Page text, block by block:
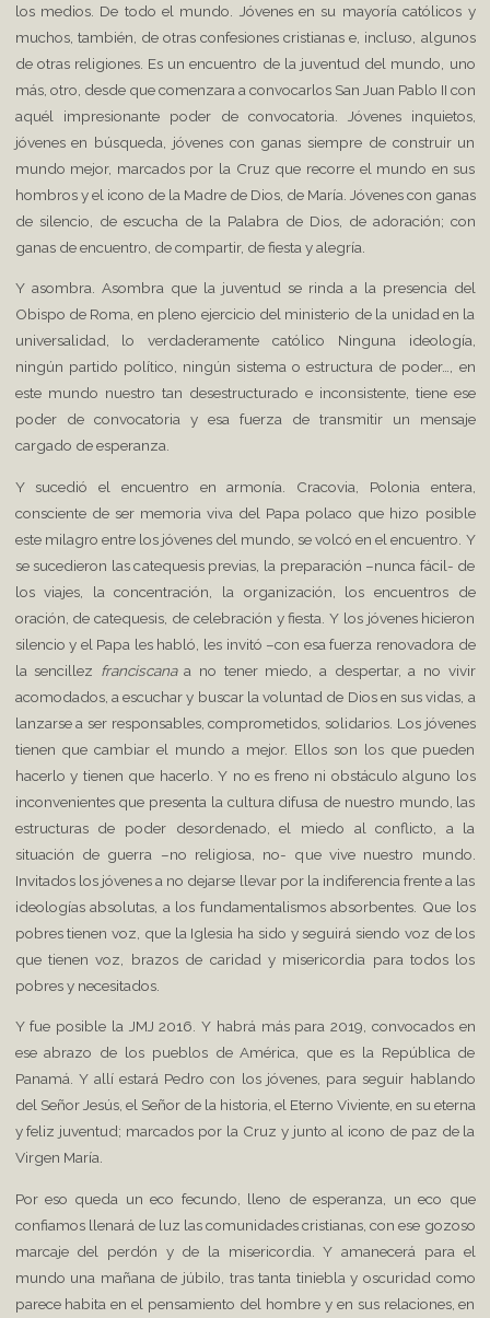
los medios. De todo el mundo. Jóvenes en su mayoría católicos y
muchos, también, de otras confesiones cristianas e, incluso, algunos
de otras religiones. Es un encuentro de la juventud del mundo, uno
más, otro, desde que comenzara a convocarlos San Juan Pablo II con
aquél impresionante poder de convocatoria. Jóvenes inquietos,
jóvenes en búsqueda, jóvenes con ganas siempre de construir un
mundo mejor, marcados por la Cruz que recorre el mundo en sus
hombros y el icono de la Madre de Dios, de María. Jóvenes con ganas
de silencio, de escucha de la Palabra de Dios, de adoración; con
ganas de encuentro, de compartir, de fiesta y alegría.
Y asombra. Asombra que la juventud se rinda a la presencia del
Obispo de Roma, en pleno ejercicio del ministerio de la unidad en la
universalidad, lo verdaderamente católico Ninguna ideología,
ningún partido político, ningún sistema o estructura de poder…, en
este mundo nuestro tan desestructurado e inconsistente, tiene ese
poder de convocatoria y esa fuerza de transmitir un mensaje
cargado de esperanza.
Y sucedió el encuentro en armonía. Cracovia, Polonia entera,
consciente de ser memoria viva del Papa polaco que hizo posible
este milagro entre los jóvenes del mundo, se volcó en el encuentro. Y
se sucedieron las catequesis previas, la preparación –nunca fácil- de
los viajes, la concentración, la organización, los encuentros de
oración, de catequesis, de celebración y fiesta. Y los jóvenes hicieron
silencio y el Papa les habló, les invitó –con esa fuerza renovadora de
la sencillez franciscanaa no tener miedo, a despertar, a no vivir
acomodados, a escuchar y buscar la voluntad de Dios en sus vidas, a
lanzarse a ser responsables, comprometidos, solidarios. Los jóvenes
tienen que cambiar el mundo a mejor. Ellos son los que pueden
hacerlo y tienen que hacerlo. Y no es freno ni obstáculo alguno los
inconvenientes que presenta la cultura difusa de nuestro mundo, las
estructuras de poder desordenado, el miedo al conflicto, a la
situación de guerra –no religiosa, no- que vive nuestro mundo.
Invitados los jóvenes a no dejarse llevar por la indiferencia frente a las
ideologías absolutas, a los fundamentalismos absorbentes. Que los
pobres tienen voz, que la Iglesia ha sido y seguirá siendo voz de los
que tienen voz, brazos de caridad y misericordia para todos los
pobres y necesitados.
Y fue posible la JMJ 2016. Y habrá más para 2019, convocados en
ese abrazo de los pueblos de América, que es la República de
Panamá. Y allí estará Pedro con los jóvenes, para seguir hablando
del Señor Jesús, el Señor de la historia, el Eterno Viviente, en su eterna
y feliz juventud; marcados por la Cruz y junto al icono de paz de la
Virgen María.
Por eso queda un eco fecundo, lleno de esperanza, un eco que
confiamos llenará de luz las comunidades cristianas, con ese gozoso
marcaje del perdón y de la misericordia. Y amanecerá para el
mundo una mañana de júbilo, tras tanta tiniebla y oscuridad como
parece habita en el pensamiento del hombre y en sus relaciones, en